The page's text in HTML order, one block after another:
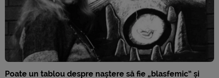
Poate un tablou despre naștere să fie „blasfemic” și